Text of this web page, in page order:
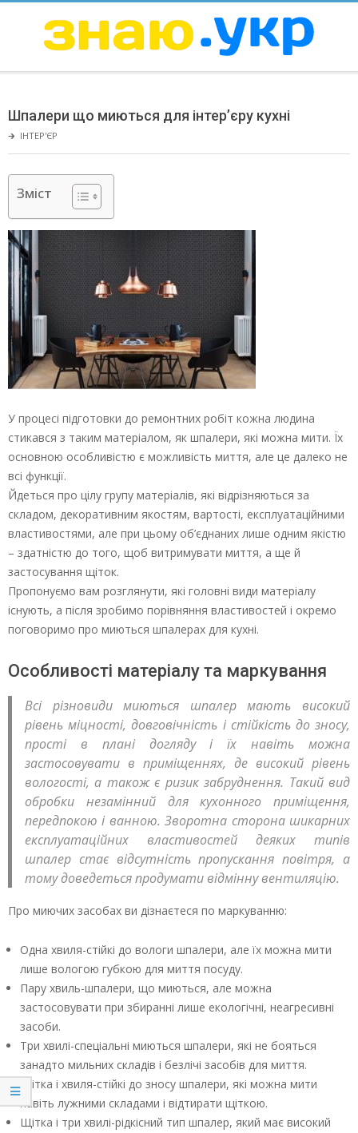
ЗНАЮ
Menu
Шпалери що миються для інтер’єру кухні
🡲 ІНТЕР'ЄР
Зміст
У процесі підготовки до ремонтних робіт кожна людина
стикався з таким матеріалом, як шпалери, які можна мити. Їх
основною особливістю є можливість миття, але це далеко не
всі функції.
Йдеться про цілу групу матеріалів, які відрізняються за
складом, декоративним якостям, вартості, експлуатаційними
властивостями, але при цьому об’єднаних лише одним якістю
– здатністю до того, щоб витримувати миття, а ще й
застосування щіток.
Пропонуємо вам розглянути, які головні види матеріалу
існують, а після зробимо порівняння властивостей і окремо
поговоримо про миються шпалерах для кухні.
Особливості матеріалу та маркування
Всі різновиди миються шпалер мають високий
рівень міцності, довговічність і стійкість до зносу,
прості в плані догляду і їх навіть можна
застосовувати в приміщеннях, де високий рівень
вологості, а також є ризик забруднення. Такий вид
обробки незамінний для кухонного приміщення,
передпокою і ванною. Зворотна сторона шикарних
експлуатаційних властивостей деяких типів
шпалер стає відсутність пропускання повітря, а
тому доведеться продумати відмінну вентиляцію.
Про миючих засобах ви дізнаєтеся по маркуванню:
Одна хвиля-стійкі до вологи шпалери, але їх можна мити
лише вологою губкою для миття посуду.
Пару хвиль-шпалери, що миються, але можна
застосовувати при збиранні лише екологічні, неагресивні
засоби.
Три хвилі-спеціальні миються шпалери, які не бояться
занадто мильних складів і безлічі засобів для миття.
Щітка і хвиля-стійкі до зносу шпалери, які можна мити
навіть лужними складами і відтирати щіткою.
Щітка і три хвилі-рідкісний тип шпалер, який має високий